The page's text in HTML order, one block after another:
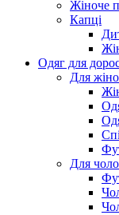
Жіноче
Капці
Одяг для
Для
Для